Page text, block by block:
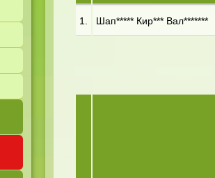
1. Шап***** Кир*** Вал*******